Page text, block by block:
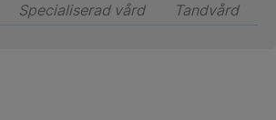
Specialiserad vårdInnehåll för
Tandvård